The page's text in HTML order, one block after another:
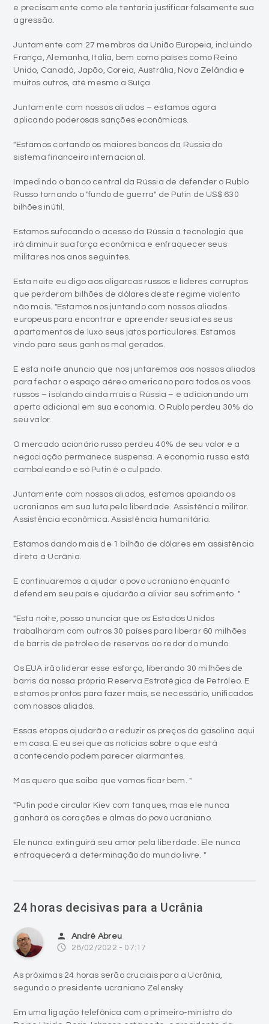
e precisamente como ele tentaria justificar falsamente sua
agressão.
Juntamente com 27 membros da União Europeia, incluindo
França, Alemanha, Itália, bem como países como Reino
Unido, Canadá, Japão, Coreia, Austrália, Nova Zelândia e
muitos outros, até mesmo a Suíça.
Juntamente com nossos aliados – estamos agora
aplicando poderosas sanções econômicas.
"Estamos cortando os maiores bancos da Rússia do
sistema financeiro internacional.
Impedindo o banco central da Rússia de defender o Rublo
Russo tornando o "fundo de guerra" de Putin de US$ 630
bilhões inútil.
Estamos sufocando o acesso da Rússia à tecnologia que
irá diminuir sua força econômica e enfraquecer seus
militares nos anos seguintes.
Esta noite eu digo aos oligarcas russos e líderes corruptos
que perderam bilhões de dólares deste regime violento
não mais. "Estamos nos juntando com nossos aliados
europeus para encontrar e apreender seus iates seus
apartamentos de luxo seus jatos particulares. Estamos
vindo para seus ganhos mal gerados.
E esta noite anuncio que nos juntaremos aos nossos aliados
para fechar o espaço aéreo americano para todos os voos
russos – isolando ainda mais a Rússia – e adicionando um
aperto adicional em sua economia. O Rublo perdeu 30% do
seu valor.
O mercado acionário russo perdeu 40% de seu valor e a
negociação permanece suspensa. A economia russa está
cambaleando e só Putin é o culpado.
Juntamente com nossos aliados, estamos apoiando os
ucranianos em sua luta pela liberdade. Assistência militar.
Assistência econômica. Assistência humanitária.
Estamos dando mais de 1 bilhão de dólares em assistência
direta à Ucrânia.
E continuaremos a ajudar o povo ucraniano enquanto
defendem seu país e ajudarão a aliviar seu sofrimento. "
"Esta noite, posso anunciar que os Estados Unidos
trabalharam com outros 30 países para liberar 60 milhões
de barris de petróleo de reservas ao redor do mundo.
Os EUA irão liderar esse esforço, liberando 30 milhões de
barris da nossa própria Reserva Estratégica de Petróleo. E
estamos prontos para fazer mais, se necessário, unificados
com nossos aliados.
Essas etapas ajudarão a reduzir os preços da gasolina aqui
em casa. E eu sei que as notícias sobre o que está
acontecendo podem parecer alarmantes.
Mas quero que saiba que vamos ficar bem. "
"Putin pode circular Kiev com tanques, mas ele nunca
ganhará os corações e almas do povo ucraniano.
Ele nunca extinguirá seu amor pela liberdade. Ele nunca
enfraquecerá a determinação do mundo livre. "
24 horas decisivas para a Ucrânia
person André Abreu
access_time 28/02/2022 - 07:17
As próximas 24 horas serão cruciais para a Ucrânia,
segundo o presidente ucraniano Zelensky
Em uma ligação telefônica com o primeiro-ministro do